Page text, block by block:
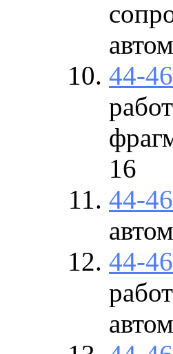
44-
16
44-
44-